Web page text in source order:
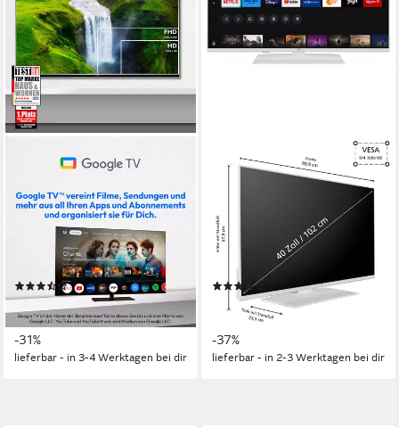
MEDION®
MD843400 LCD-LED
Fernseher
108 cm/43 Zoll Diagonale
LED LCD Bildschirmtechnologie
4K Ultra HD Auflösung
Produktdatenblatt
(3)
ab 329,95 € UVP479,95 €
16,39 €mtl. in 24 Raten
-31%
lieferbar - in 3-4 Werktagen bei dir
LT-40VF5355W LCD-LED
102 cm/40 Zoll
Diagonale
LED
Bildschirmtechnologie
Full HD
Auflösung
Produktdatenblatt
239,99 € UVP 379,99 €
21,92 €mtl. in 12 Raten
-37%
lieferbar - in 2-3 Werktagen bei dir